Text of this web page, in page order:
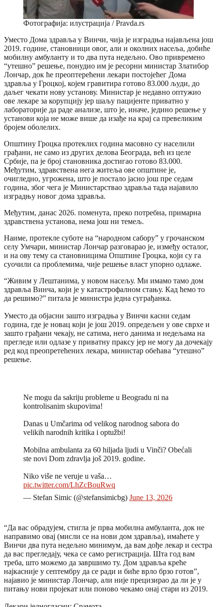
Фотографија: илустрација / Pravda.rs
Уместо Дома здравља у Винчи, чија је изградња најављена још
2019. године, становници овог, али и околних насеља, добиће
мобилну амбуланту и то два пута недељно. Ово привремено
“утешно” решење, понудио им је ресорни министар Златибор
Лончар, док ће преоптерећени лекари постојећег Дома
здравља у Гроцкој, којем гравитира готово 83.000 људи, до
даљег чекати нову установу. Министар је недавно оптужио
ове лекаре за корупцију јер шаљу пацијенте приватно у
лабораторије да раде анализе, што је, иначе, једино решење у
установи која не може више да изађе на крај са превеликим
бројем оболелих.
Општину Гроцка протеклих година масовно су населили
грађани, не само из других делова Београда, већ из целе
Србије, па је број становника достигао готово 83.000.
Међутим, здравствена нега житеља ове општине је,
очигледно, угрожена, што је постало јасно још пре седам
година, због чега је Министарствао здравља тада најавило
изградњу новог дома здравља.
Међутим, данас 2026. поменута, преко потребна, примарна
здравствена установа, нема још ни темељ.
Наиме, протекле суботе на “народном сабору” у грочанском
селу Умчари, министар Лончар разговарао је, између осталог,
и на ову тему са становницима Општине Гроцка, који су га
суочили са проблемима, чије решење власт упорно одлаже.
“Живим у Лештанима, у новом насељу. Ми имамо тамо дом
здравља Винча, који је у катастрофалном стању. Кад ћемо то
да решимо?” питала је министра једна суграђанка.
Уместо да објасни зашто изградња у Винчи касни седам
година, где је новац који је још 2019. опредељен у ове сврхе и
зашто грађани чекају, не сатима, него данима и недељама на
прегледе или одлазе у приватну праксу јер не могу да дочекају
ред код преопретећених лекара, министар обећава “утешно”
решење.
Ne mogu da sakriju probleme u Beogradu ni na
kontrolisanim skupovima!
Danas u Umčarima od velikog narodnog sabora do
velikih narodnih kritika i optužbi!
Mobilna ambulanta za 60 hiljada ljudi u Vinči? Obećali
ste novi Dom zdravlja još 2019. godine.
Niko više ne veruje u vaša…
pic.twitter.com/LhZcBouRwq
— Stefan Simic (@stefansimicbg) June 13, 2026
“Да вас обрадујем, стигла је прва мобилна амбуланта, док не
направимо овај (мисли се на нови дом здравља), имаћете у
Винчи два пута недељно минимум, да вам дође лекар и сестра
да вас прегледају, чека се само регистрација. Шта год вам
треба, што можемо да завршимо ту. Дом здравља креће
најкасније у септембру да се ради и биће врло брзо готов”,
најавио је министар Лончар, али није прецизирао да ли је у
питању нови пројекат или поново чекамо онај стари из 2019.